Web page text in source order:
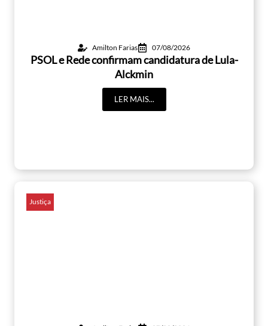
Amilton Farias 07/08/2026
PSOL e Rede confirmam candidatura de Lula-
Alckmin
LER MAIS...
Justiça